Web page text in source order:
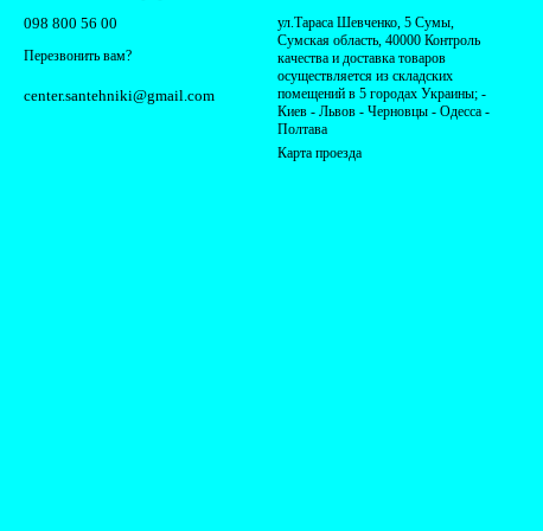
098 800 56 00
Перезвонить вам?
center.santehniki@gmail.com
ул.Тараса Шевченко, 5 Сумы,
Сумская область, 40000 Контроль
качества и доставка товаров
осуществляется из складских
помещений в 5 городах Украины; -
Киев - Львов - Черновцы - Одесса -
Полтава
Карта проезда